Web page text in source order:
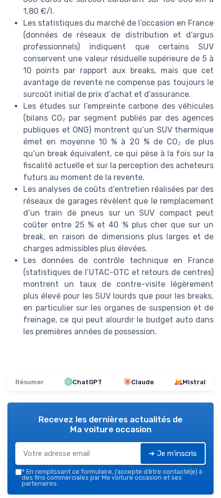
1,80 €/l.
Les statistiques du marché de l’occasion en France
(données de réseaux de distribution et d’argus
professionnels) indiquent que certains SUV
conservent une valeur résiduelle supérieure de 5 à
10 points par rapport aux breaks, mais que cet
avantage de revente ne compense pas toujours le
surcoût initial de prix d’achat et d’assurance.
Les études sur l’empreinte carbone des véhicules
(bilans CO₂ par segment publiés par des agences
publiques et ONG) montrent qu’un SUV thermique
émet en moyenne 10 % à 20 % de CO₂ de plus
qu’un break équivalent, ce qui pèse à la fois sur la
fiscalité actuelle et sur la perception des acheteurs
futurs au moment de la revente.
Les analyses de coûts d’entretien réalisées par des
réseaux de garages révèlent que le remplacement
d’un train de pneus sur un SUV compact peut
coûter entre 25 % et 40 % plus cher que sur un
break, en raison de dimensions plus larges et de
charges admissibles plus élevées.
Les données de contrôle technique en France
(statistiques de l’UTAC-OTC et retours de centres)
montrent un taux de contre-visite légèrement
plus élevé pour les SUV lourds que pour les breaks,
en particulier sur les organes de suspension et de
freinage, ce qui peut alourdir le budget auto dans
les premières années de possession.
Résumer ChatGPT Claude Mistral
Recevez les dernières actualités de
Ma voiture occasion
➔ Je m'inscris
* En remplissant ce formulaire, j’accepte d’être contacté(e) à
des fins commerciales par Ma voiture occasion et ses
partenaires.